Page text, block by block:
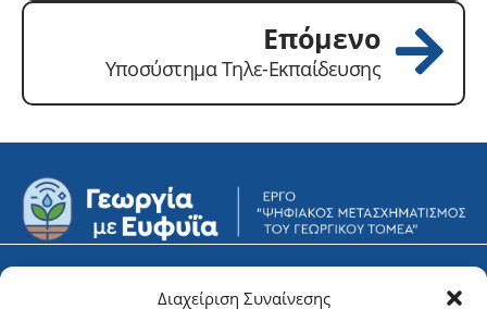
Διαχείριση Συναίνεσης
Επόμενο
Υποσύστημα Τηλε-Εκπαίδευσης
Υποστήριξη
Φορείς